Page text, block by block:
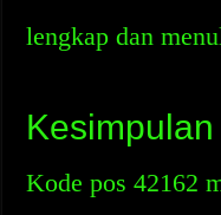
lengkap dan
Kesimpulan
Kode pos 42162